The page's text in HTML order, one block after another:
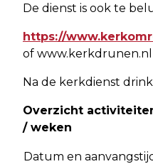
De dienst is ook te
https://
of www.kerkdrunen.nl
Na de kerkdienst
Overzicht
/weken
Datum en